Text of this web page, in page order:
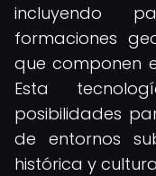
incluyendo
formaciones
que componen
Esta
posibilidades
de entornos
histórica y